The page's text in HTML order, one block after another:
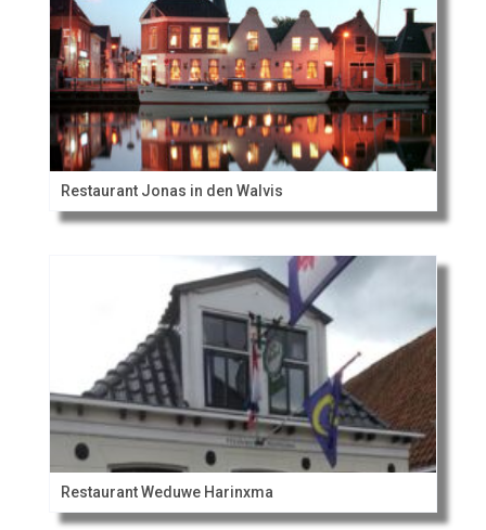
Restaurant Jonas in den Walvis
Restaurant Weduwe Harinxma